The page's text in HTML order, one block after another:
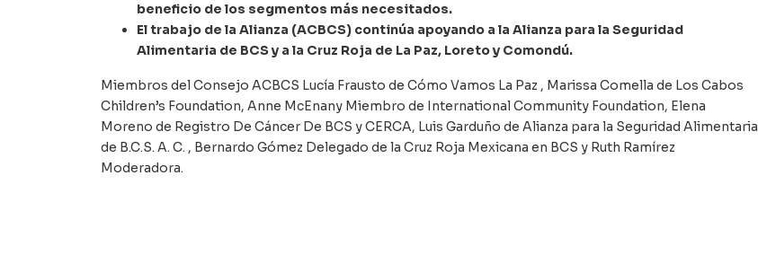
beneficio de los segmentos más necesitados.
El trabajo de la Alianza (ACBCS) continúa apoyando a la Alianza para la Seguridad
Alimentaria de BCS y a la Cruz Roja de La Paz, Loreto y Comondú.
Miembros del Consejo ACBCS Lucía Frausto de Cómo Vamos La Paz , Marissa Comella de Los Cabos
Children’s Foundation, Anne McEnany Miembro de International Community Foundation, Elena
Moreno de Registro De Cáncer De BCS y CERCA, Luis Garduño de Alianza para la Seguridad Alimentaria
de B.C.S. A. C. , Bernardo Gómez Delegado de la Cruz Roja Mexicana en BCS y Ruth Ramírez
Moderadora.